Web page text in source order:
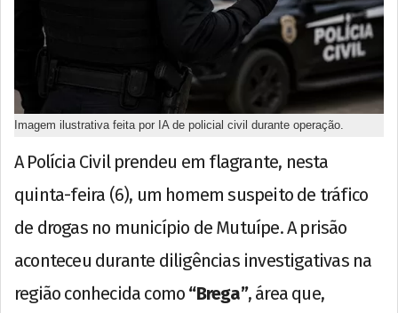
Imagem ilustrativa feita por IA de policial civil durante operação.
A Polícia Civil prendeu em flagrante, nesta
quinta-feira (6), um homem suspeito de tráfico
de drogas no município de Mutuípe. A prisão
aconteceu durante diligências investigativas na
região conhecida como “Brega”, área que,